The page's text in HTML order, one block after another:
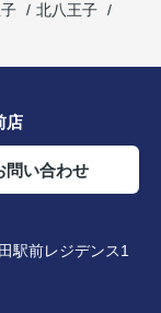
北八王子
店
問い合わせ
駅前レジデンス1